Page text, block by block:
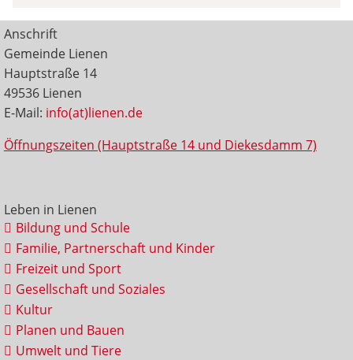
Anschrift
Gemeinde Lienen
Hauptstraße 14
49536 Lienen
E-Mail: info(at)lienen.de
Öffnungszeiten (Hauptstraße 14 und Diekesdamm 7)
Leben in Lienen
Bildung und Schule
Familie, Partnerschaft und Kinder
Freizeit und Sport
Gesellschaft und Soziales
Kultur
Planen und Bauen
Umwelt und Tiere